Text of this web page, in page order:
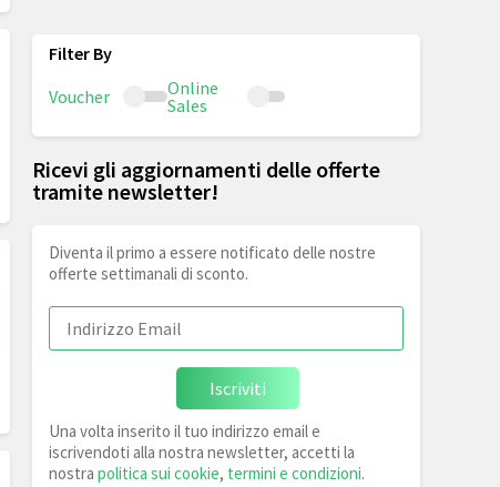
Voucher
Online
Sales
Ricevi gli aggiornamenti delle offerte
tramite newsletter!
Diventa il primo a essere notificato delle nostre
offerte settimanali di sconto.
Iscriviti
Una volta inserito il tuo indirizzo email e
iscrivendoti alla nostra newsletter, accetti la
nostra politica sui cookie, termini e condizioni.